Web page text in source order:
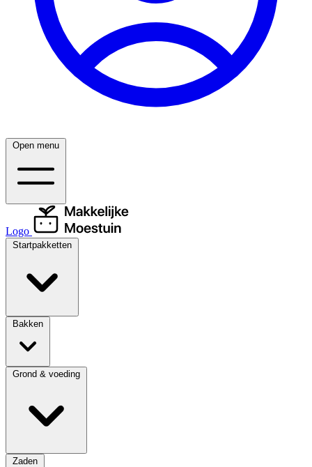
Open menu
Logo
Startpakketten
Bakken
Grond & voeding
Zaden